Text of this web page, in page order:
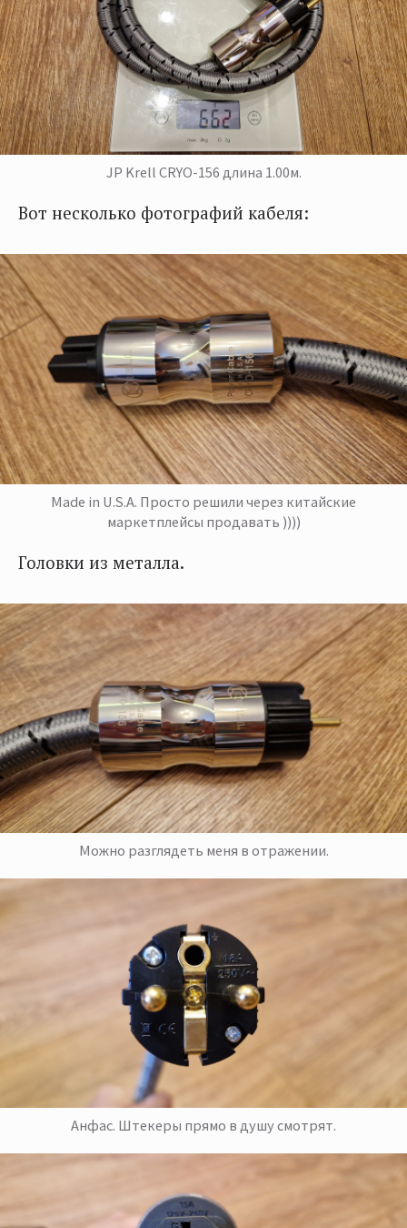
JP Krell CRYO-156 длина 1.00м.
Вот несколько фотографий кабеля:
Made in U.S.A. Просто решили через китайские
маркетплейсы продавать ))))
Головки из металла.
Можно разглядеть меня в отражении.
Анфас. Штекеры прямо в душу смотрят.